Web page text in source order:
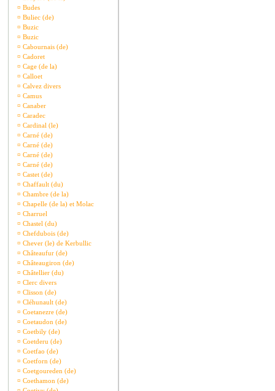
¤ Budes
¤ Buliec (de)
¤ Buzic
¤ Buzic
¤ Cabournais (de)
¤ Cadoret
¤ Cage (de la)
¤ Calloet
¤ Calvez divers
¤ Camus
¤ Canaber
¤ Caradec
¤ Cardinal (le)
¤ Carné (de)
¤ Carné (de)
¤ Carné (de)
¤ Carné (de)
¤ Castet (de)
¤ Chaffault (du)
¤ Chambre (de la)
¤ Chapelle (de la) et Molac
¤ Charruel
¤ Chastel (du)
¤ Chefdubois (de)
¤ Chever (le) de Kerbullic
¤ Châteaufur (de)
¤ Châteaugiron (de)
¤ Châtellier (du)
¤ Clerc divers
¤ Clisson (de)
¤ Cléhunault (de)
¤ Coetanezre (de)
¤ Coetaudon (de)
¤ Coetbily (de)
¤ Coetderu (de)
¤ Coetfao (de)
¤ Coetforn (de)
¤ Coetgoureden (de)
¤ Coethamon (de)